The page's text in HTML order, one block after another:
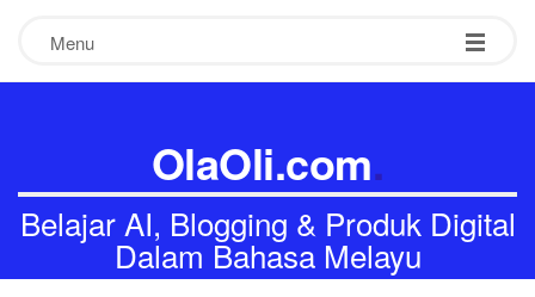
Menu
OlaOli.com.
Belajar AI, Blogging & Produk Digital
Dalam Bahasa Melayu